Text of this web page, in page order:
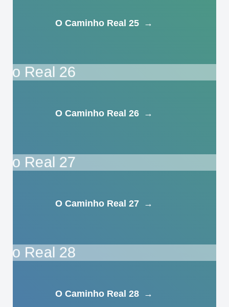
O Caminho Real 25 →
O Caminho Real 26 →
O Caminho Real 27 →
O Caminho Real 28 →